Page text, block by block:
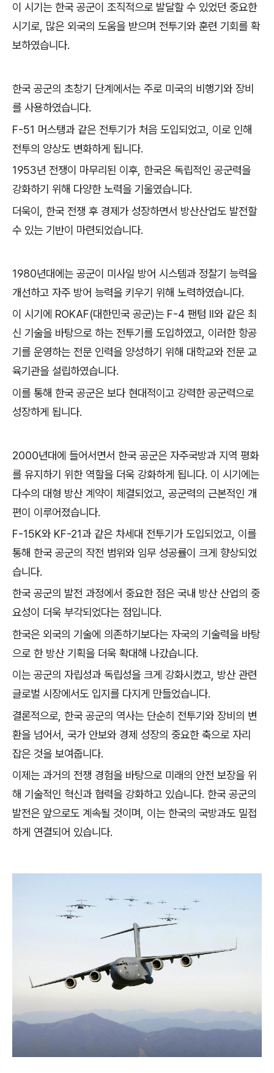
이 시기는 한국 공군이 조직적으로 발달할 수 있었던 중요한
시기로, 많은 외국의 도움을 받으며 전투기와 훈련 기회를 확
보하였습니다.
한국 공군의 초창기 단계에서는 주로 미국의 비행기와 장비
를 사용하였습니다.
F-51 머스탱과 같은 전투기가 처음 도입되었고, 이로 인해
전투의 양상도 변화하게 됩니다.
1953년 전쟁이 마무리된 이후, 한국은 독립적인 공군력을
강화하기 위해 다양한 노력을 기울였습니다.
더욱이, 한국 전쟁 후 경제가 성장하면서 방산산업도 발전할
수 있는 기반이 마련되었습니다.
1980년대에는 공군이 미사일 방어 시스템과 정찰기 능력을
개선하고 자주 방어 능력을 키우기 위해 노력하였습니다.
이 시기에 ROKAF(대한민국 공군)는 F-4 팬텀 II와 같은 최
신 기술을 바탕으로 하는 전투기를 도입하였고, 이러한 항공
기를 운영하는 전문 인력을 양성하기 위해 대학교와 전문 교
육기관을 설립하였습니다.
이를 통해 한국 공군은 보다 현대적이고 강력한 공군력으로
성장하게 됩니다.
2000년대에 들어서면서 한국 공군은 자주국방과 지역 평화
를 유지하기 위한 역할을 더욱 강화하게 됩니다. 이 시기에는
다수의 대형 방산 계약이 체결되었고, 공군력의 근본적인 개
편이 이루어졌습니다.
F-15K와 KF-21과 같은 차세대 전투기가 도입되었고, 이를
통해 한국 공군의 작전 범위와 임무 성공률이 크게 향상되었
습니다.
한국 공군의 발전 과정에서 중요한 점은 국내 방산 산업의 중
요성이 더욱 부각되었다는 점입니다.
한국은 외국의 기술에 의존하기보다는 자국의 기술력을 바탕
으로 한 방산 기획을 더욱 확대해 나갔습니다.
이는 공군의 자립성과 독립성을 크게 강화시켰고, 방산 관련
글로벌 시장에서도 입지를 다지게 만들었습니다.
결론적으로, 한국 공군의 역사는 단순히 전투기와 장비의 변
환을 넘어서, 국가 안보와 경제 성장의 중요한 축으로 자리
잡은 것을 보여줍니다.
이제는 과거의 전쟁 경험을 바탕으로 미래의 안전 보장을 위
해 기술적인 혁신과 협력을 강화하고 있습니다. 한국 공군의
발전은 앞으로도 계속될 것이며, 이는 한국의 국방과도 밀접
하게 연결되어 있습니다.